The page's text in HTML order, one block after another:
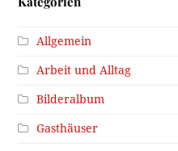
Allgemein
Arbeit und Alltag
Bilderalbum
Gasthäuser